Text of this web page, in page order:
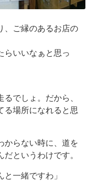
、ご縁のあるお店の
らいいなぁと思っ
るでしょ。だから、
る場所になれると思
からない時に、道を
というわけです。
と一緒ですわ」